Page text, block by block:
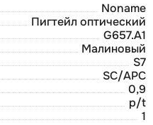
Noname
Пигтейл оптический
G657.A1
Малиновый
S7
SC/APC
0,9
p/t
1